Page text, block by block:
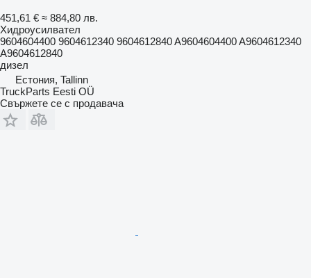
451,61 € ≈ 884,80 лв.
Хидроусилвател
9604604400 9604612340 9604612840 A9604604400 A9604612340
A9604612840
дизел
Естония, Tallinn
TruckParts Eesti OÜ
Свържете се с продавача